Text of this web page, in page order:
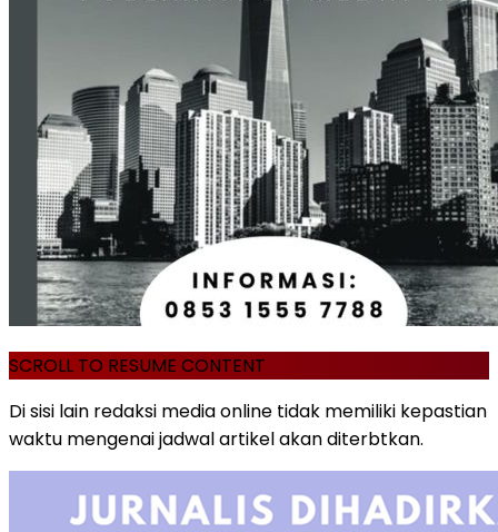
SCROLL TO RESUME CONTENT
Di sisi lain redaksi media online tidak memiliki kepastian
waktu mengenai jadwal artikel akan diterbtkan.